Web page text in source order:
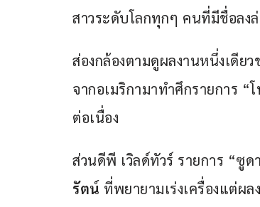
สาวระดับโลกทุกๆ คนที่มีชื่อลง
ส่องกล้องตามดูผลงานหนึ่งเดีย
จากอเมริกามาทำศึกรายการ
ต่อเนื่อง
ส่วนดีพี เวิลด์ทัวร์ รายการ “ซูด
รัตน์ ที่พยายามเร่งเครื่องแต่ผ